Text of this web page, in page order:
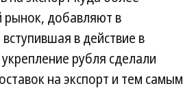
рынок, добавляют в
в действие в
рубля сделали
на экспорт и тем самым